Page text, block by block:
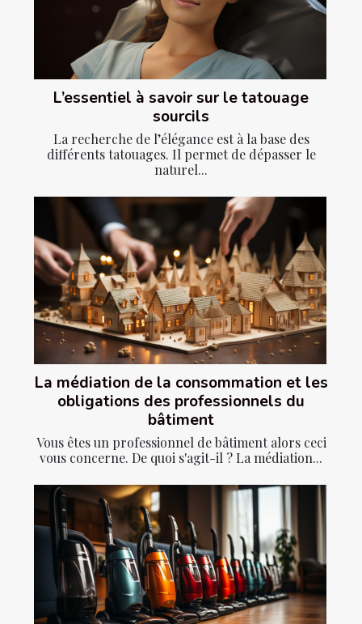
L’essentiel à savoir sur le tatouage
sourcils
La recherche de l’élégance est à la base des
différents tatouages. Il permet de dépasser le
naturel...
La médiation de la consommation et les
obligations des professionnels du
bâtiment
Vous êtes un professionnel de bâtiment alors ceci
vous concerne. De quoi s'agit-il ? La médiation...